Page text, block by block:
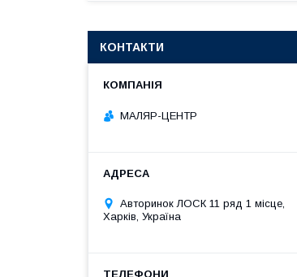
КОНТАКТИ
МАЛЯР-ЦЕНТР
Авторинок ЛОСК 11 ряд 1 місце,
Харків, Україна